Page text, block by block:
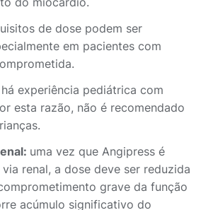
de dose podem ser
em pacientes com
experiência pediátrica com
esta razão, não é recomendado
uma vez que Angipress é
renal, a dose deve ser reduzida
grave da função
acúmulo significativo do